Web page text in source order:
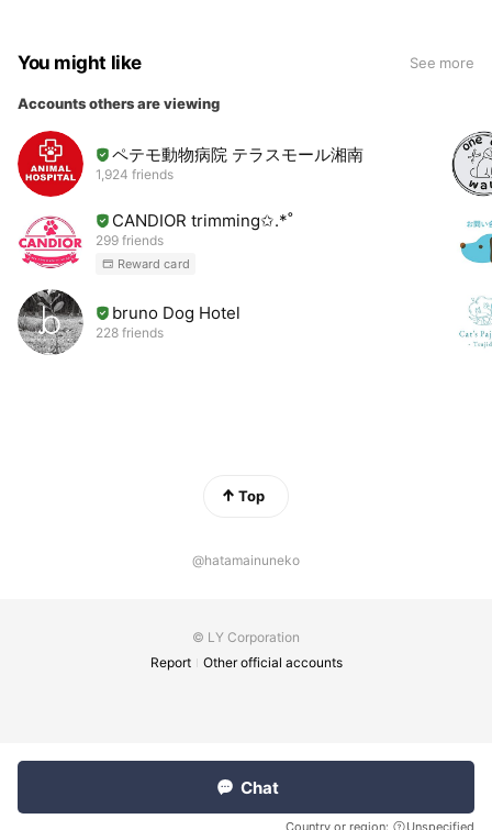
You might like See more
Accounts others are viewing
ペテモ動物病院 テラスモール湘南
1,924 friends
CANDIOR trimming✩.*˚
299 friends
Reward card
bruno Dog Hotel
228 friends
Top
@hatamainuneko
© LY Corporation
Report
Other official accounts
Chat
Country or region: Unspecified